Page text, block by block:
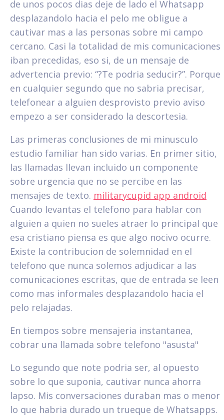
de unos pocos dias deje de lado el Whatsapp
desplazandolo hacia el pelo me obligue a
cautivar mas a las personas sobre mi campo
cercano. Casi la totalidad de mis comunicaciones
iban precedidas, eso si, de un mensaje de
advertencia previo: “?Te podria seducir?”. Porque
en cualquier segundo que no sabria precisar,
telefonear a alguien desprovisto previo aviso
empezo a ser considerado la descortesia.
Las primeras conclusiones de mi minusculo
estudio familiar han sido varias. En primer sitio,
las llamadas llevan incluido un componente
sobre urgencia que no se percibe en las
mensajes de texto. militarycupid app android
Cuando levantas el telefono para hablar con
alguien a quien no sueles atraer lo principal que
esa cristiano piensa es que algo nocivo ocurre.
Existe la contribucion de solemnidad en el
telefono que nunca solemos adjudicar a las
comunicaciones escritas, que de entrada se leen
como mas informales desplazandolo hacia el
pelo relajadas.
En tiempos sobre mensajeria instantanea,
cobrar una llamada sobre telefono "asusta"
Lo segundo que note podri­a ser, al opuesto
sobre lo que suponia, cautivar nunca ahorra
lapso. Mis conversaciones duraban mas o menor
lo que habria durado un trueque de Whatsapps.